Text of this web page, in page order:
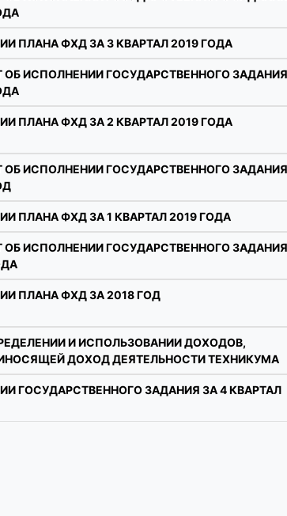
ПЛАНА ФХД ЗА 3 КВАРТАЛ 2019 ГОДА
ОБ ИСПОЛНЕНИИ ГОСУДАРСТВЕННОГО ЗАДАНИЯ
ПЛАНА ФХД ЗА 2 КВАРТАЛ 2019 ГОДА
ОБ ИСПОЛНЕНИИ ГОСУДАРСТВЕННОГО ЗАДАНИЯ
ПЛАНА ФХД ЗА 1 КВАРТАЛ 2019 ГОДА
ОБ ИСПОЛНЕНИИ ГОСУДАРСТВЕННОГО ЗАДАНИЯ
ПЛАНА ФХД ЗА 2018 ГОД
И ИСПОЛЬЗОВАНИИ ДОХОДОВ,
ДОХОД ДЕЯТЕЛЬНОСТИ ТЕХНИКУМА
ГОСУДАРСТВЕННОГО ЗАДАНИЯ ЗА 4 КВАРТАЛ